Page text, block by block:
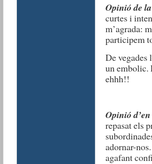
Opinió de
curtes i
m’agrada:
participem
De vegades
un embolic.
ehhh!!
Opinió
repasat els
adornar-
agafant